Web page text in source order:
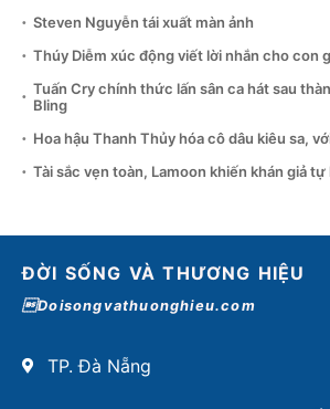
Steven Nguyễn tái xuất màn ảnh
Thúy Diễm xúc động viết lời nhắn cho con
Tuấn Cry chính thức lấn sân ca hát sau
Bling
Hoa hậu Thanh Thủy hóa cô dâu kiêu sa,
Tài sắc vẹn toàn, Lamoon khiến khán giả tự
ĐỜI SỐNG VÀ THƯƠNG HIỆU
Doisongvathuonghieu.com
TP. Đà Nẵng